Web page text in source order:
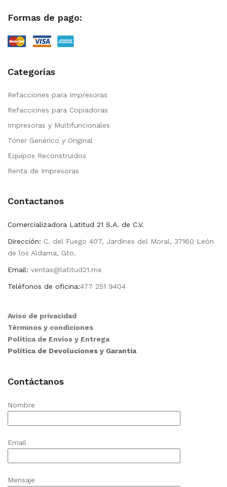
Formas de pago:
Categorías
Refacciones para Impresoras
Refacciones para Copiadoras
Impresoras y Multifuncionales
Toner Genérico y Original
Equipos Reconstruidos
Renta de Impresoras
Contactanos
Comercializadora Latitud 21 S.A. de C.V.
Dirección: C. del Fuego 407, Jardines del Moral, 37160 León
de los Aldama, Gto.
Email: ventas@latitud21.mx
Teléfonos de oficina:477 251 9404
Aviso de privacidad
Términos y condiciones
Política de Envíos y Entrega
Política de Devoluciones y Garantía
Contáctanos
Nombre
Email
Mensaje